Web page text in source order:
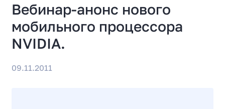
Вебинар-анонс нового
мобильного процессора
NVIDIA.
09.11.2011